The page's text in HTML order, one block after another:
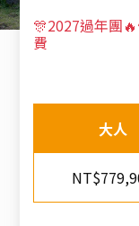
🎊2027過年團
費
大人